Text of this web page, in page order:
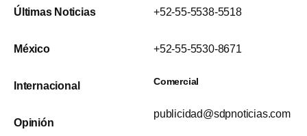
Últimas Noticias
México
Internacional
Opinión
+52-55-5538-5518
+52-55-5530-8671
Comercial
publicidad@sdpnoticias.com